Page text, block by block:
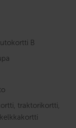
B
traktorikortti,